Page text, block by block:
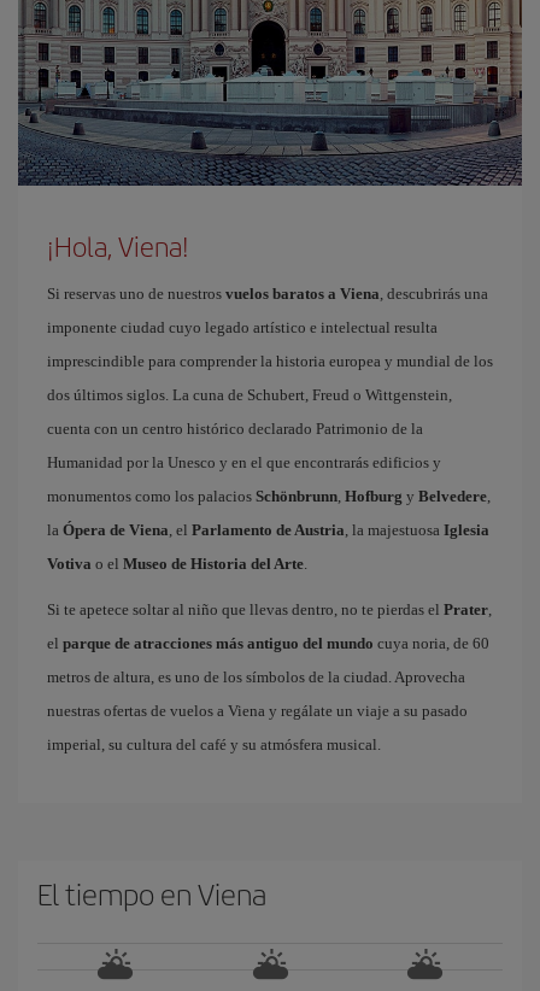
¡Hola, Viena!
Si reservas uno de nuestros vuelos baratos a Viena, descubrirás una
imponente ciudad cuyo legado artístico e intelectual resulta
imprescindible para comprender la historia europea y mundial de los
dos últimos siglos. La cuna de Schubert, Freud o Wittgenstein,
cuenta con un centro histórico declarado Patrimonio de la
Humanidad por la Unesco y en el que encontrarás edificios y
monumentos como los palacios Schönbrunn, Hofburg y Belvedere,
la Ópera de Viena, el Parlamento de Austria, la majestuosa Iglesia
Votiva o el Museo de Historia del Arte.
Si te apetece soltar al niño que llevas dentro, no te pierdas el Prater,
el parque de atracciones más antiguo del mundo cuya noria, de 60
metros de altura, es uno de los símbolos de la ciudad. Aprovecha
nuestras ofertas de vuelos a Viena y regálate un viaje a su pasado
imperial, su cultura del café y su atmósfera musical.
El tiempo en Viena